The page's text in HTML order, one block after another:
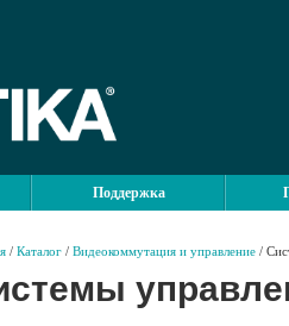
Поддержка
/ Каталог / Видеокоммутация и управление /